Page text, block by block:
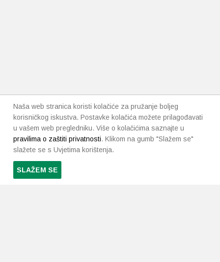
Naša web stranica koristi kolačiće za pružanje boljeg
korisničkog iskustva. Postavke kolačića možete prilagođavati
u vašem web pregledniku. Više o kolačićima saznajte u
pravilima o zaštiti privatnosti. Klikom na gumb "Slažem se"
slažete se s Uvjetima korištenja.
SLAŽEM SE